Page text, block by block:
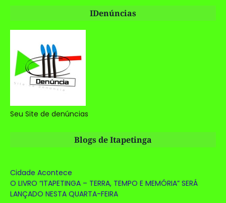
IDenúncias
Seu Site de denúncias
Blogs de Itapetinga
Cidade Acontece
O LIVRO “ITAPETINGA – TERRA, TEMPO E MEMÓRIA” SERÁ
LANÇADO NESTA QUARTA-FEIRA